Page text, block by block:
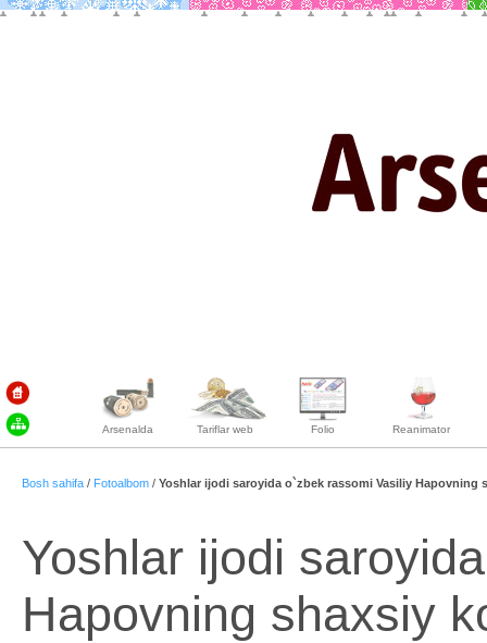
Arsenalda Tariflar web Folio Reanimator
Bosh sahifa / Fotoalbom / Yoshlar ijodi saroyida o`zbek rassomi Vasiliy Hapovning
Yoshlar ijodi
Hapovning shaxsiy